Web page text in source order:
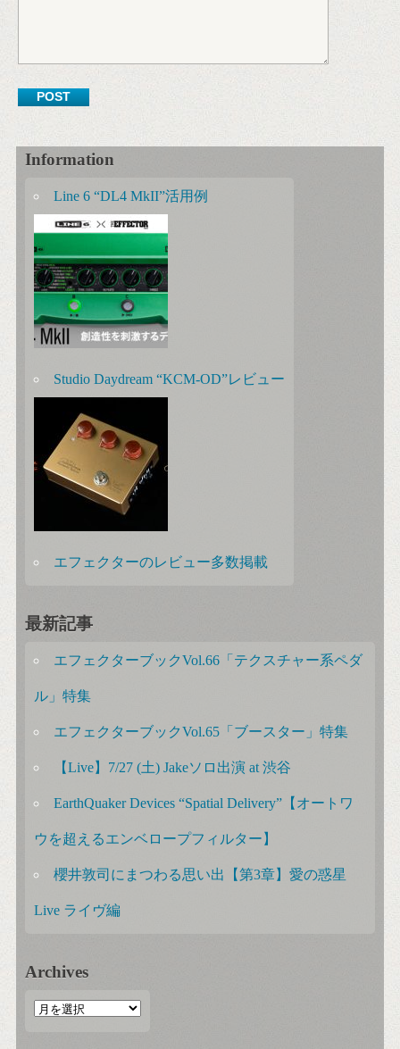
Information
Line 6 “DL4 MkII”活用例
Studio Daydream “KCM-OD”レビュー
エフェクターのレビュー多数掲載
最新記事
エフェクターブックVol.66「テクスチャー系ペダ
ル」特集
エフェクターブックVol.65「ブースター」特集
【Live】7/27 (土) Jakeソロ出演 at 渋谷
EarthQuaker Devices “Spatial Delivery”【オートワ
ウを超えるエンベロープフィルター】
櫻井敦司にまつわる思い出【第3章】愛の惑星
Live ライヴ編
Archives